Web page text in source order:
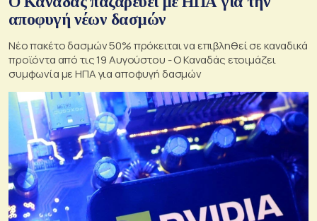
αποφυγή νέων δασμών
Νέο πακέτο δασμών 50% πρόκειται να επιβληθεί σε καναδικά
προϊόντα από τις 19 Αυγούστου - Ο Καναδάς ετοιμάζει
συμφωνία με ΗΠΑ για αποφυγή δασμών